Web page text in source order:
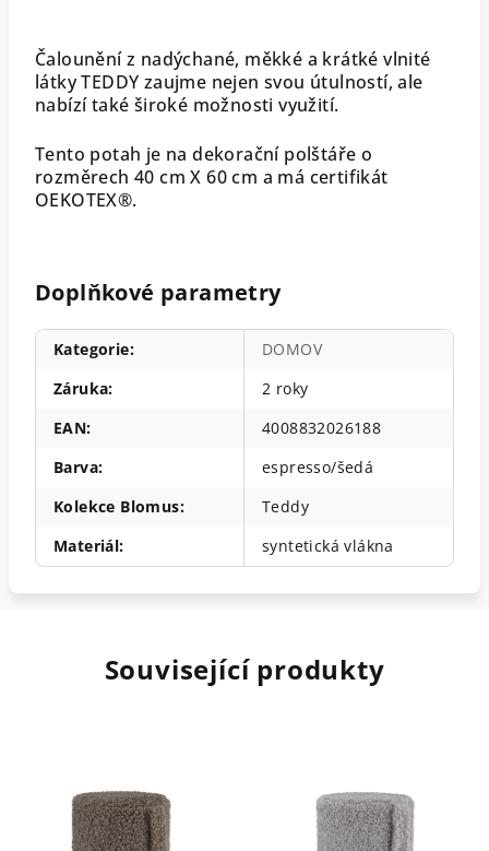
Čalounění z nadýchané, měkké a krátké vlnité
látky TEDDY zaujme nejen svou útulností, ale
nabízí také široké možnosti využití.
Tento potah je na dekorační polštáře o
rozměrech 40 cm X 60 cm a má certifikát
OEKOTEX®.
Doplňkové parametry
Kategorie:
DOMOV
Záruka:
2 roky
EAN:
4008832026188
Barva:
espresso/šedá
Kolekce Blomus:
Teddy
Materiál: syntetická vlákna
Související produkty